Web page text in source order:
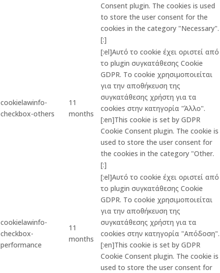
Consent plugin. The cookies is used
to store the user consent for the
cookies in the category "Necessary".
[:]
cookielawinfo-
checkbox-others
11
months
[:el]Αυτό το cookie έχει οριστεί από
το plugin συγκατάθεσης Cookie
GDPR. Το cookie χρησιμοποιείται
για την αποθήκευση της
συγκατάθεσης χρήστη για τα
cookies στην κατηγορία "Άλλο".
[:en]This cookie is set by GDPR
Cookie Consent plugin. The cookie is
used to store the user consent for
the cookies in the category "Other.
[:]
cookielawinfo-
checkbox-
performance
11
months
[:el]Αυτό το cookie έχει οριστεί από
το plugin συγκατάθεσης Cookie
GDPR. Το cookie χρησιμοποιείται
για την αποθήκευση της
συγκατάθεσης χρήστη για τα
cookies στην κατηγορία "Απόδοση".
[:en]This cookie is set by GDPR
Cookie Consent plugin. The cookie is
used to store the user consent for